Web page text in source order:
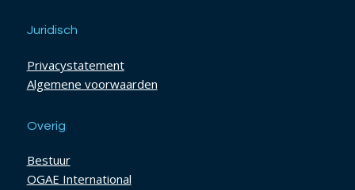
Juridisch
Privacystatement
Algemene voorwaarden
Overig
Bestuur
OGAE International